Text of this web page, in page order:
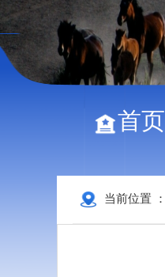
首页
当前位置 ：